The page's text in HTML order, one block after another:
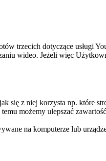
trzecich dotyczące usługi
wideo. Jeżeli więc
się z niej korzysta np. które
możemy ulepszać
na komputerze lub